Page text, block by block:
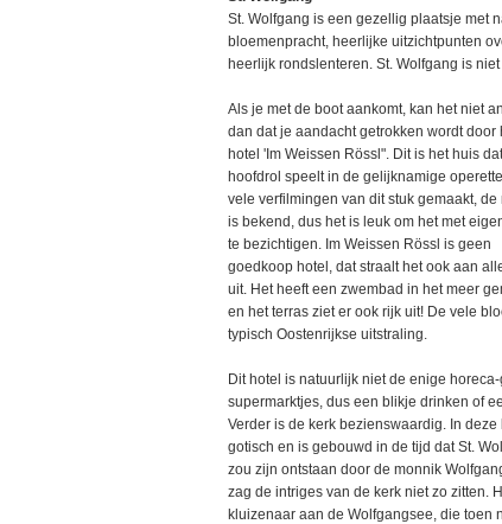
St. Wolfgang is een gezellig plaatsje met
bloemenpracht, heerlijke uitzichtpunten
heerlijk rondslenteren. St. Wolfgang is
Als je met de boot aankomt, kan het niet
dan dat je aandacht getrokken wordt door
hotel 'Im Weissen Rössl". Dit is het huis
hoofdrol speelt in de gelijknamige
vele verfilmingen van dit stuk gemaakt, de
is bekend, dus het is leuk om het met
te bezichtigen. Im Weissen Rössl is geen
goedkoop hotel, dat straalt het ook aan
uit. Het heeft een zwembad in het meer
en het terras ziet er ook rijk uit! De vele
typisch Oostenrijkse uitstraling.
Dit hotel is natuurlijk niet de enige
supermarktjes, dus een blikje drinken of
Verder is de kerk bezienswaardig. In
gotisch en is gebouwd in de tijd dat St.
zou zijn ontstaan door de monnik
zag de intriges van de kerk niet zo zitten.
kluizenaar aan de Wolfgangsee, die toen